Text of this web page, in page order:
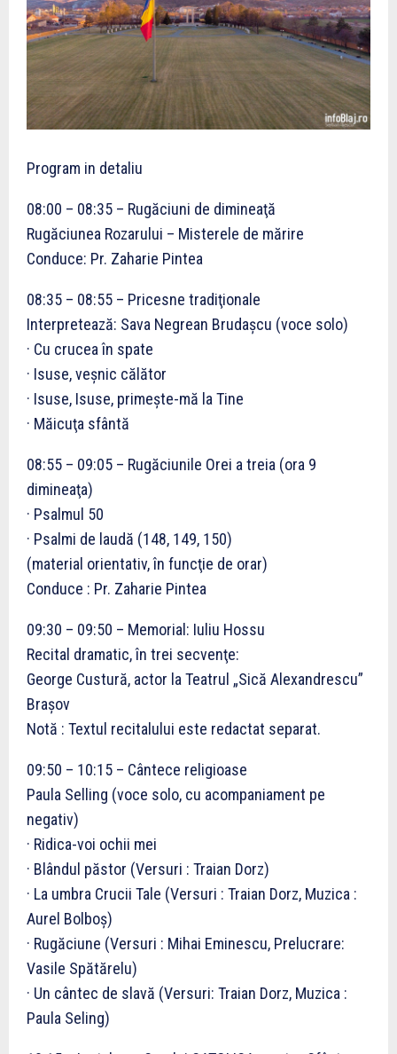
Program in detaliu
08:00 – 08:35 – Rugăciuni de dimineaţă
Rugăciunea Rozarului – Misterele de mărire
Conduce: Pr. Zaharie Pintea
08:35 – 08:55 – Pricesne tradiţionale
Interpretează: Sava Negrean Brudaşcu (voce solo)
· Cu crucea în spate
· Isuse, veşnic călător
· Isuse, Isuse, primeşte-mă la Tine
· Măicuţa sfântă
08:55 – 09:05 – Rugăciunile Orei a treia (ora 9
dimineaţa)
· Psalmul 50
· Psalmi de laudă (148, 149, 150)
(material orientativ, în funcţie de orar)
Conduce : Pr. Zaharie Pintea
09:30 – 09:50 – Memorial: Iuliu Hossu
Recital dramatic, în trei secvenţe:
George Custură, actor la Teatrul „Sică Alexandrescu”
Braşov
Notă : Textul recitalului este redactat separat.
09:50 – 10:15 – Cântece religioase
Paula Selling (voce solo, cu acompaniament pe
negativ)
· Ridica-voi ochii mei
· Blândul păstor (Versuri : Traian Dorz)
· La umbra Crucii Tale (Versuri : Traian Dorz, Muzica :
Aurel Bolboş)
· Rugăciune (Versuri : Mihai Eminescu, Prelucrare:
Vasile Spătărelu)
· Un cântec de slavă (Versuri: Traian Dorz, Muzica :
Paula Seling)